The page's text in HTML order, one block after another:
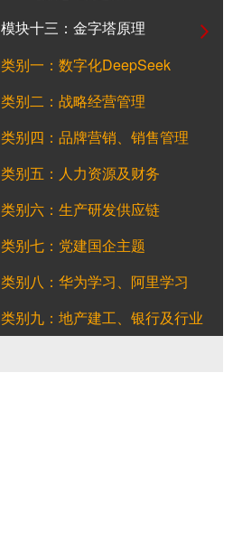
模块十三：金字塔原理
类别一：数字化DeepSeek
类别二：战略经营管理
类别四：品牌营销、销售管理
类别五：人力资源及财务
类别六：生产研发供应链
类别七：党建国企主题
类别八：华为学习、阿里学习
类别九：地产建工、银行及行业